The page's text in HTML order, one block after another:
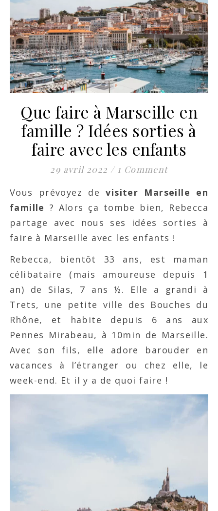
Que faire à Marseille en
famille ? Idées sorties à
faire avec les enfants
29 avril 2022 / 1 Comment
Vous prévoyez devisiter Marseille en
famille ? Alors ça tombe bien, Rebecca
partage avec nous ses idées sorties à
faire à Marseille avec les enfants !
Rebecca, bientôt 33 ans, est maman
célibataire (mais amoureuse depuis 1
an) de Silas, 7 ans ½. Elle a grandi à
Trets, une petite ville des Bouches du
Rhône, et habite depuis 6 ans aux
Pennes Mirabeau, à 10min de Marseille.
Avec son fils, elle adore barouder en
vacances à l’étranger ou chez elle, le
week-end. Et il y a de quoi faire !